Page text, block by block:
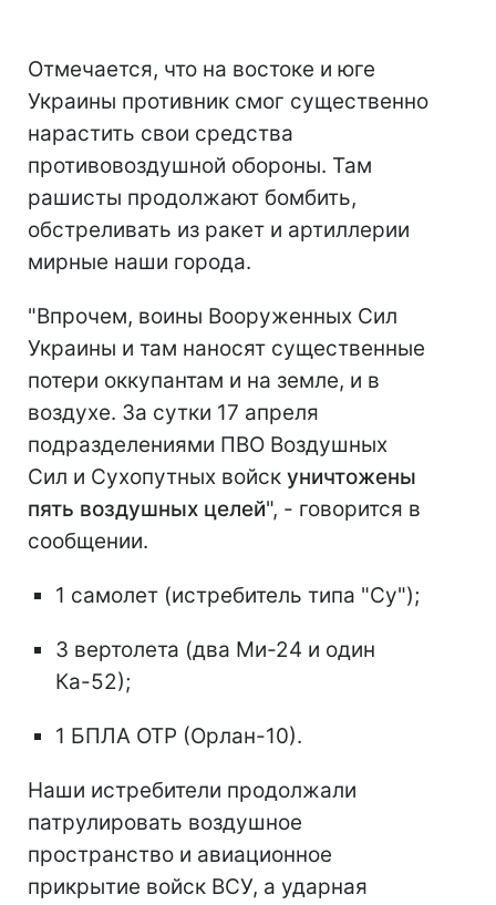
Отмечается, что на востоке и юге
Украины противник смог существенно
нарастить свои средства
противовоздушной обороны. Там
рашисты продолжают бомбить,
обстреливать из ракет и артиллерии
мирные наши города.
"Впрочем, воины Вооруженных Сил
Украины и там наносят существенные
потери оккупантам и на земле, и в
воздухе. За сутки 17 апреля
подразделениями ПВО Воздушных
Сил и Сухопутных войск уничтожены
пять воздушных целей", - говорится в
сообщении.
1 самолет (истребитель типа "Су");
3 вертолета (два Ми-24 и один
Ка-52);
1 БПЛА ОТР (Орлан-10).
Наши истребители продолжали
патрулировать воздушное
пространство и авиационное
прикрытие войск ВСУ, а ударная